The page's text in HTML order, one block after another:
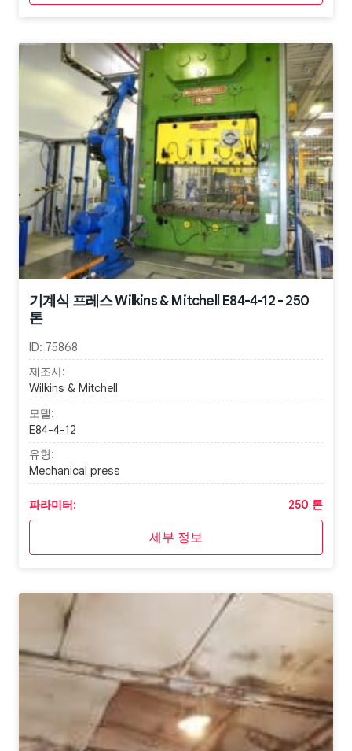
기계식 프레스 Wilkins & Mitchell E84-4-12 - 250
톤
ID: 75868
제조사:
Wilkins & Mitchell
모델:
E84-4-12
유형:
Mechanical press
파라미터: 250 톤
세부 정보